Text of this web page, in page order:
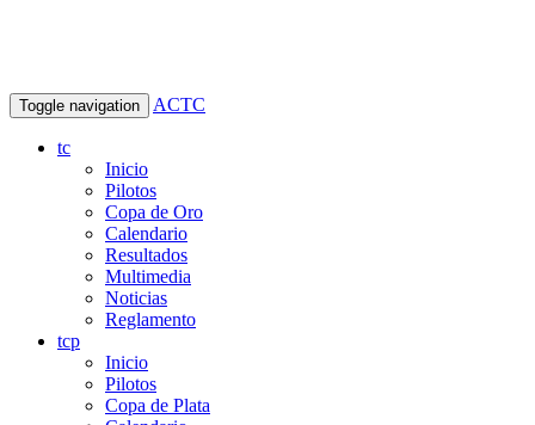
Toggle navigation ACTC
tc
Inicio
Pilotos
Copa de Oro
Calendario
Resultados
Multimedia
Noticias
Reglamento
tcp
Inicio
Pilotos
Copa de Plata